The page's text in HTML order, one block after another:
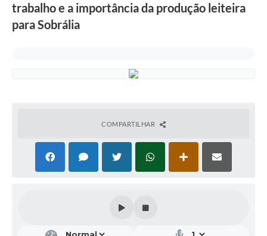
trabalho e a importância da produção leiteira
para Sobrália
COMPARTILHAR